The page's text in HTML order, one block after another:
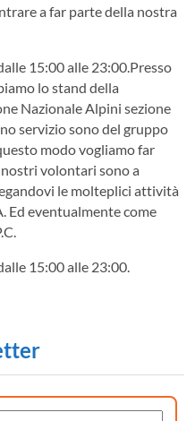
a far parte della nostra
15:00 alle 23:00.Presso
lo stand della
Nazionale Alpini sezione
servizio sono del gruppo
modo vogliamo far
volontari sono a
le molteplici attività
Ed eventualmente come
15:00 alle 23:00.